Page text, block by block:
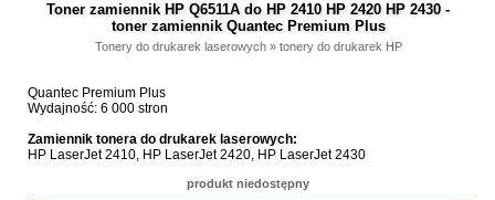
Toner zamiennik HP Q6511A do HP 2410 HP 2420 HP 2430 -
toner zamiennik Quantec Premium Plus
Tonery do drukarek laserowych» tonery do drukarek HP
Quantec Premium Plus
Wydajność: 6 000 stron
Zamiennik tonera do drukarek laserowych:
HP LaserJet 2410, HP LaserJet 2420, HP LaserJet 2430
produkt niedostępny